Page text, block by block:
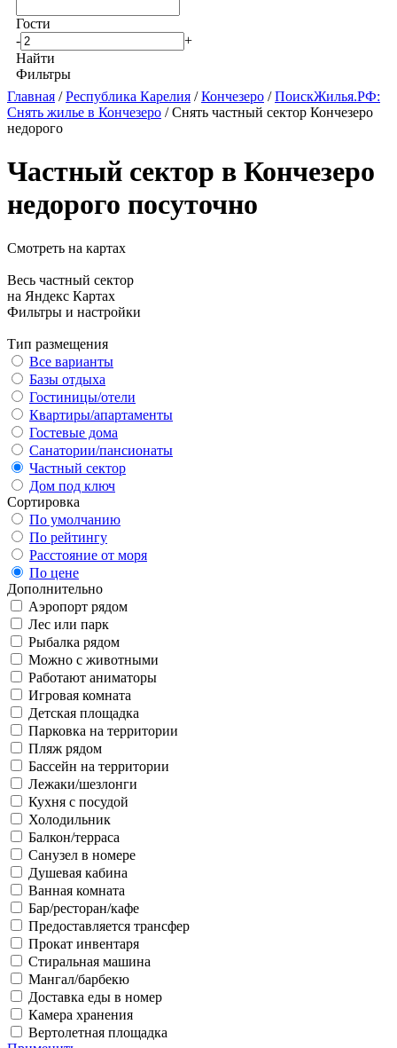
Гости
-
+
Найти
Фильтры
Главная /Республика Карелия /Кончезеро /ПоискЖилья.РФ:
Снять жилье в Кончезеро / Снять частный сектор Кончезеро
недорого
Частный сектор в Кончезеро
недорого посуточно
Смотреть на картах
Весь частный сектор
на Яндекс Картах
Фильтры и настройки
Тип размещения
Все варианты
Базы отдыха
Гостиницы/отели
Квартиры/апартаменты
Гостевые дома
Санатории/пансионаты
Частный сектор
Дом под ключ
Сортировка
По умолчанию
По рейтингу
Расстояние от моря
По цене
Дополнительно
Аэропорт рядом
Лес или парк
Рыбалка рядом
Можно с животными
Работают аниматоры
Игровая комната
Детская площадка
Парковка на территории
Пляж рядом
Бассейн на территории
Лежаки/шезлонги
Кухня с посудой
Холодильник
Балкон/терраса
Санузел в номере
Душевая кабина
Ванная комната
Бар/ресторан/кафе
Предоставляется трансфер
Прокат инвентаря
Стиральная машина
Мангал/барбекю
Доставка еды в номер
Камера хранения
Вертолетная площадка